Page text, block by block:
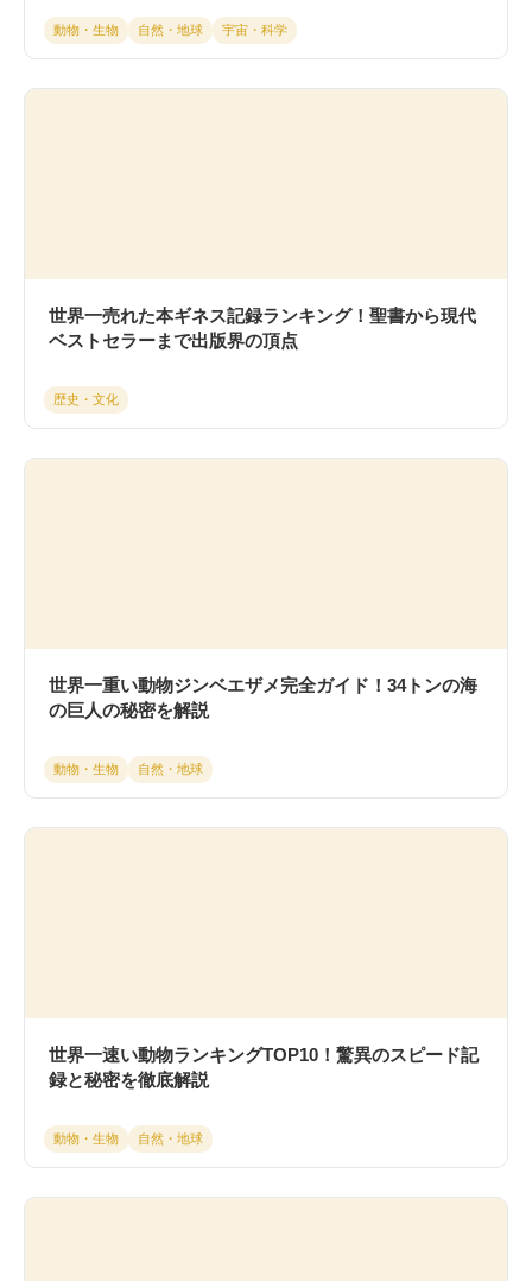
動物・生物 自然・地球 宇宙・科学
世界一売れた本ギネス記録ランキング！聖書から現代
ベストセラーまで出版界の頂点
歴史・文化
世界一重い動物ジンベエザメ完全ガイド！34トンの海
の巨人の秘密を解説
動物・生物 自然・地球
世界一速い動物ランキングTOP10！驚異のスピード記
録と秘密を徹底解説
動物・生物 自然・地球